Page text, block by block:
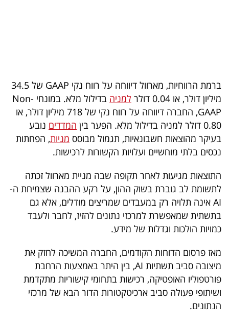
5
המילון
הכלכלי
פודקאסט
UNDER
40
פעולה
דרושים
ברמת הרווחיות, מארוול דיווחה על רווח נקי GAAP של 34.5
מיליון דולר, או 0.04 דולר
למניה
בדילול מלא. במונחי Non-
GAAP, החברה דיווחה על רווח נקי של 718 מיליון דולר, או
0.80 דולר למניה בדילול מלא. הפער בין
המדדים נובע
בעיקר מהוצאות חשבונאיות, תגמול מבוסס מניות, הפחתות
נכסים בלתי מוחשיים ועלויות הקשורות לרכישות.
התוצאות מגיעות לאחר תקופה שבה מניית מארוול זכתה
לתשומת לב גוברת בשוק ההון, על רקע ההבנה שצמיחת ה-
AI אינה תלויה רק במעבדים שמריצים מודלים, אלא גם
בתשתית שמאפשרת למרכזי נתונים להזיז, לחבר ולעבד
כמויות הולכות וגדלות של מידע.
מאז פרסום הדוחות הקודמים, החברה המשיכה לחזק את
מיצובה סביב תשתיות AI, בין היתר באמצעות הרחבת
פורטפוליו האופטיקה, רכישות בתחומי קישוריות מתקדמת
ושיתופי פעולה סביב ארכיטקטורות הדור הבא של מרכזי
הנתונים.